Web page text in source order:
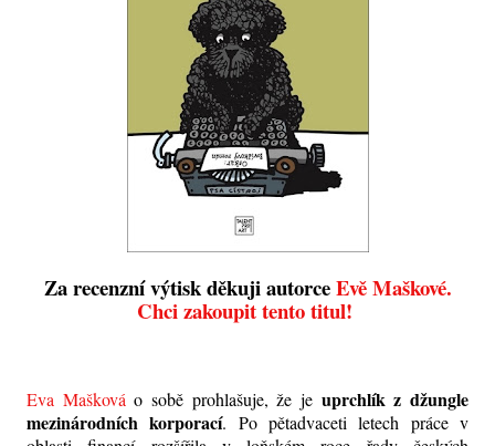
Za recenzní výtisk děkuji autorceEvě Maškové.
Chci zakoupit tento titul!
Eva Mašková o sobě prohlašuje, že je uprchlík z džungle
mezinárodních korporací. Po pětadvaceti letech práce v